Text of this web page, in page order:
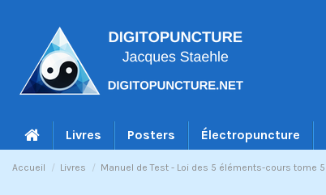
Livres Posters Électropuncture
Accueil Livres Manuel de Test - Loi des 5 éléments-cours tome 5